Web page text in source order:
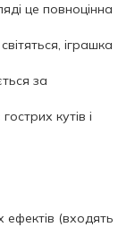
це повноцінна
іграшка
за
кутів і
(входять